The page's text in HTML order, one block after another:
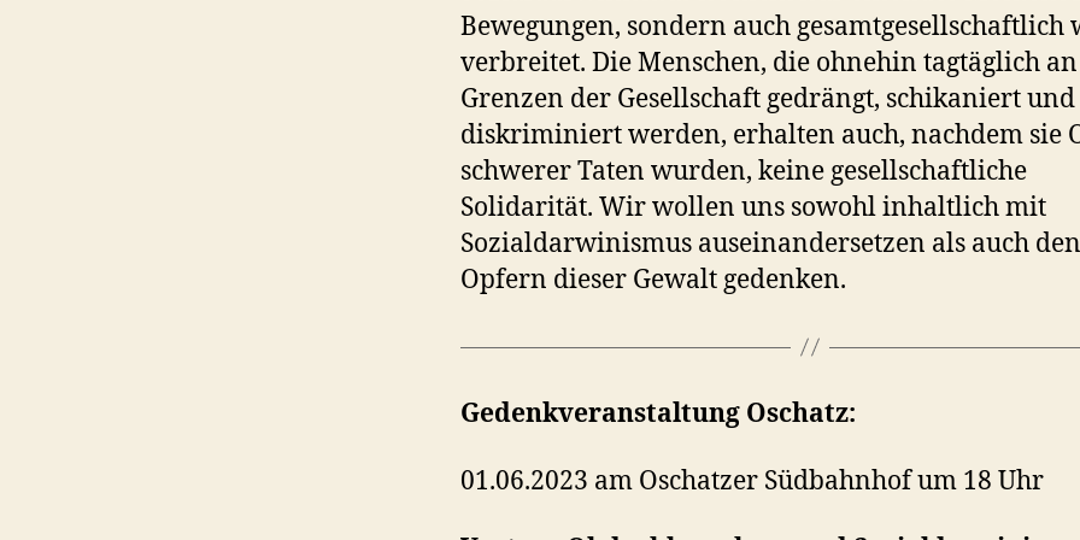
Bewegungen, sondern auch gesamtgesellschaftlich
verbreitet. Die Menschen, die ohnehin tagtäglich
Grenzen der Gesellschaft gedrängt, schikaniert und
diskriminiert werden, erhalten auch, nachdem sie
schwerer Taten wurden, keine gesellschaftliche
Solidarität. Wir wollen uns sowohl inhaltlich mit
Sozialdarwinismus auseinandersetzen als auch den
Opfern dieser Gewalt gedenken.
Gedenkveranstaltung Oschatz:
01.06.2023 am Oschatzer Südbahnhof um 18 Uhr